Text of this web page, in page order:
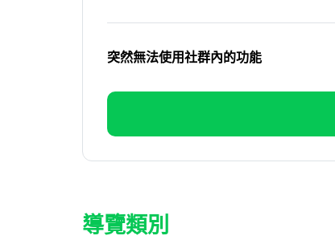
突然無法使用社群內的功能
導覽類別